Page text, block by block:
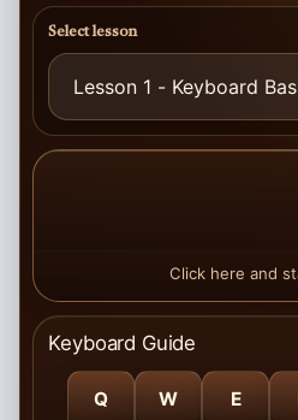
Select lesson
Click here and
Keyboard Guide
Q W E